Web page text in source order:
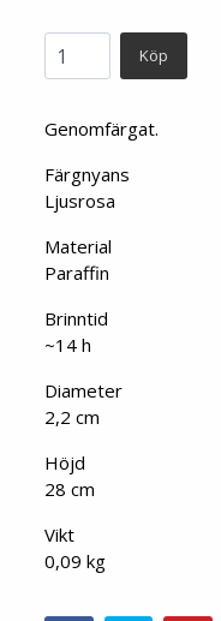
Köp
Genomfärgat.
Färgnyans
Ljusrosa
Material
Paraffin
Brinntid
~14 h
Diameter
2,2 cm
Höjd
28 cm
Vikt
0,09 kg